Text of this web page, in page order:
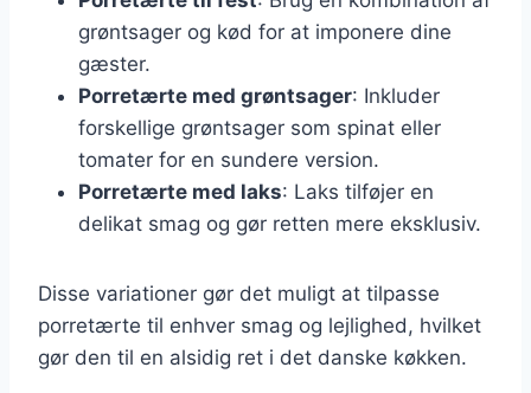
grøntsager og kød for at imponere dine
gæster.
Porretærte med grøntsager: Inkluder
forskellige grøntsager som spinat eller
tomater for en sundere version.
Porretærte med laks: Laks tilføjer en
delikat smag og gør retten mere eksklusiv.
Disse variationer gør det muligt at tilpasse
porretærte til enhver smag og lejlighed, hvilket
gør den til en alsidig ret i det danske køkken.